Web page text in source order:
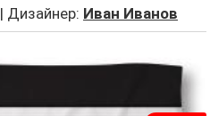
| Дизайнер: Иван Иванов